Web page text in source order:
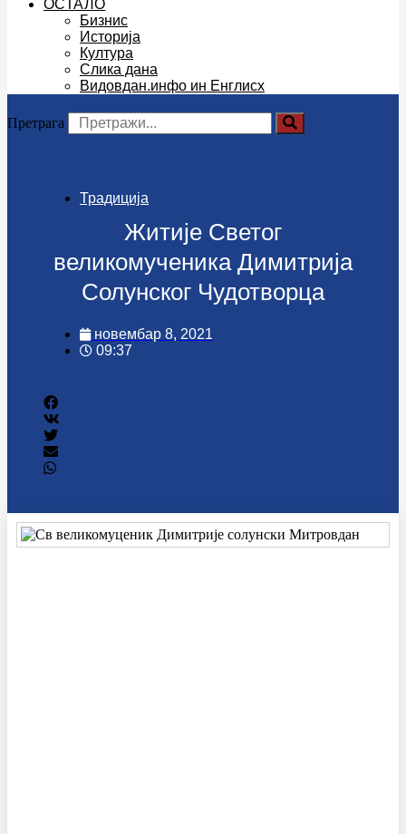
ОСТАЛО
Бизнис
Историја
Култура
Слика дана
Видовдан.инфо ин Енглисх
Претрага
Традиција
Житије Светог
великомученика Димитрија
Солунског Чудотворца
новембар 8, 2021
09:37